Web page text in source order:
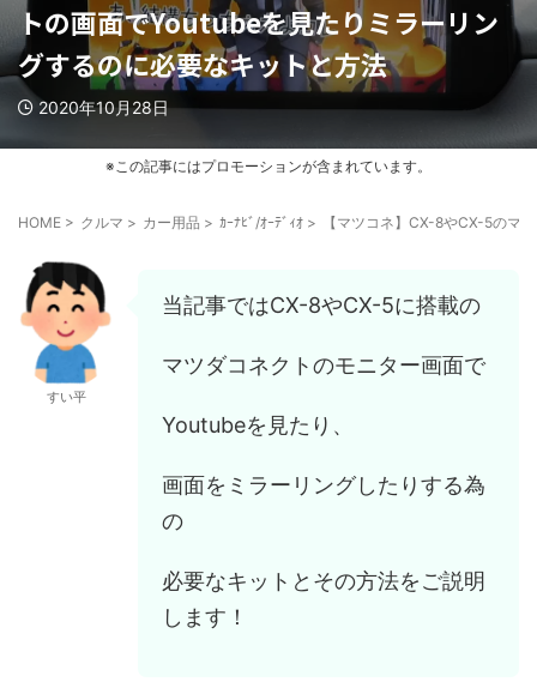
トの画面でYoutubeを見たりミラーリン
グするのに必要なキットと方法
2020年10月28日
※この記事にはプロモーションが含まれています。
HOME > クルマ > カー用品 > ｶｰﾅﾋﾞ/ｵｰﾃﾞｨｵ > 【マツコネ】CX-8やCX-5のマ
すい平
当記事ではCX-8やCX-5に搭載の
マツダコネクトのモニター画面で
Youtubeを見たり、
画面をミラーリングしたりする為
の
必要なキットとその方法をご説明
します！